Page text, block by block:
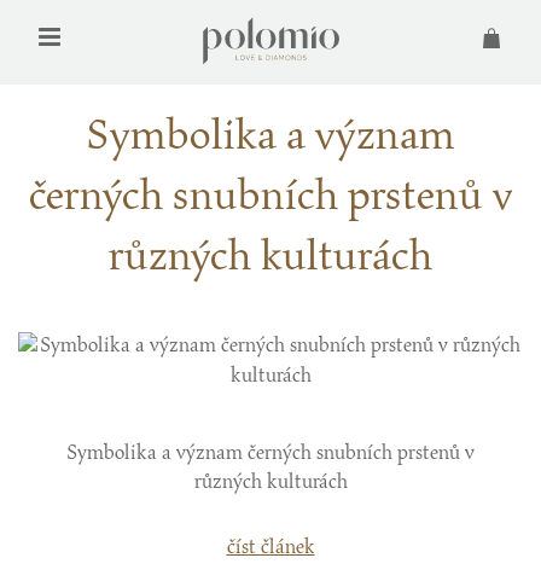
Symbolika a význam
černých snubních prstenů v
různých kulturách
Symbolika a význam černých snubních prstenů v
různých kulturách
číst článek